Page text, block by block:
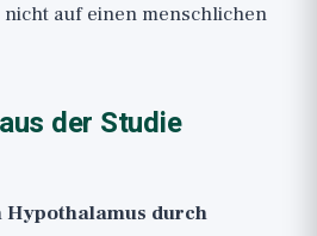
nicht auf einen menschlichen
der Studie
Hypothalamus durch